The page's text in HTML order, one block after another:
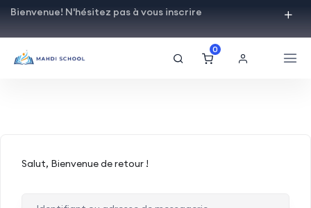
Bienvenue! N'hésitez pas à vous inscrire
0
Salut, Bienvenue de retour !